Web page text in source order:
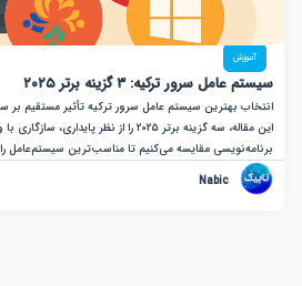
سرور ترکیه: ۳ گزینه برتر ۲۰۲۵
این مقاله، سه گزینه برتر ۲۰۲۵ را از نظر پایداری، سازگاری با
مقایسه می‌کنیم تا مناسب‌ترین سیستم‌عامل را برای سرور
Nabic